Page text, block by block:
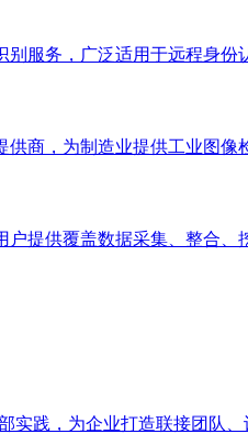
服务，广泛适用于远程身份
商，为制造业提供工业图像
提供覆盖数据采集、整合、
实践，为企业打造联接团队